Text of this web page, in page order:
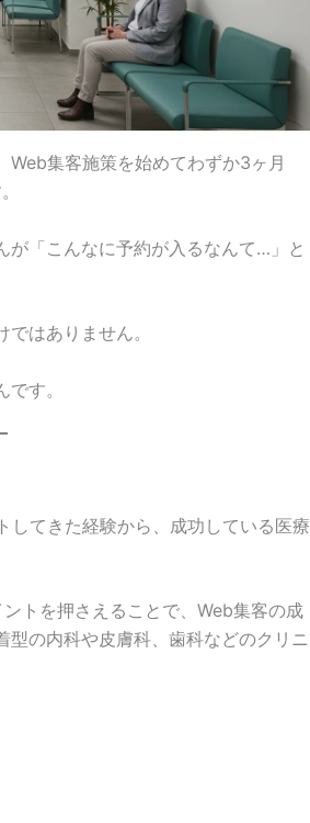
集客施策を始めてわずか3ヶ月
が「こんなに予約が入るなんて…」と
はありません。
す。
してきた経験から、成功している医療
トを押さえることで、Web集客の成
の内科や皮膚科、歯科などのクリニ